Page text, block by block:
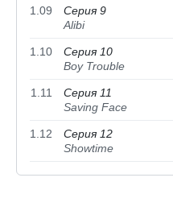
1.09
Серия 9
Alibi
1.10
Серия 10
Boy Trouble
1.11
Серия 11
Saving Face
1.12
Серия 12
Showtime